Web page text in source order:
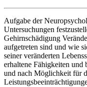
Aufgabe der
Untersuchungen
Gehirnschädigung
aufgetreten sind und wie
seiner veränderten
erhaltene Fähigkeiten und
und nach Möglichkeit für